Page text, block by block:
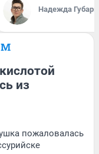
Надежда Губарь
из
пожаловалась